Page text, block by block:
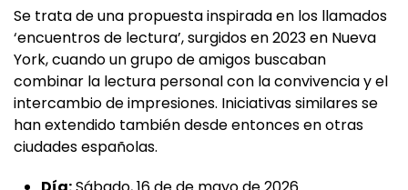
Se trata de una propuesta inspirada en los llamados
‘encuentros de lectura’, surgidos en 2023 en Nueva
York, cuando un grupo de amigos buscaban
combinar la lectura personal con la convivencia y el
intercambio de impresiones. Iniciativas similares se
han extendido también desde entonces en otras